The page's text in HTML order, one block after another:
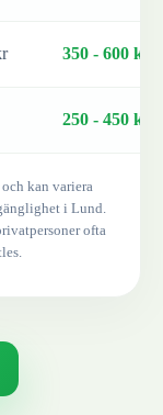
350 - 600 kr
250 - 450 kr
kan variera
i Lund.
ofta